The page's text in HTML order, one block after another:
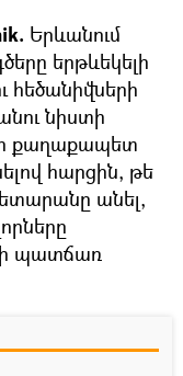
Երևանում
երթևեկելի
հեծանիվների
նիստի
քաղաքապետ
հարցին, թե
անել,
պատճառ